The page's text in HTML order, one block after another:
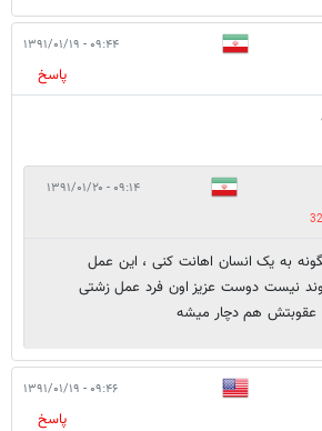
۰۹:۴۴ - ۱۳۹۱/۰۱/۱۹
پاسخ
۰۹:۱۴ - ۱۳۹۱/۰۱/۲۰
32
به یک انسان اهانت کنی ، این عمل
نیست دوست عزیز اون فرد عمل زشتی
عقوبتش هم دچار میشه
۰۹:۴۶ - ۱۳۹۱/۰۱/۱۹
پاسخ